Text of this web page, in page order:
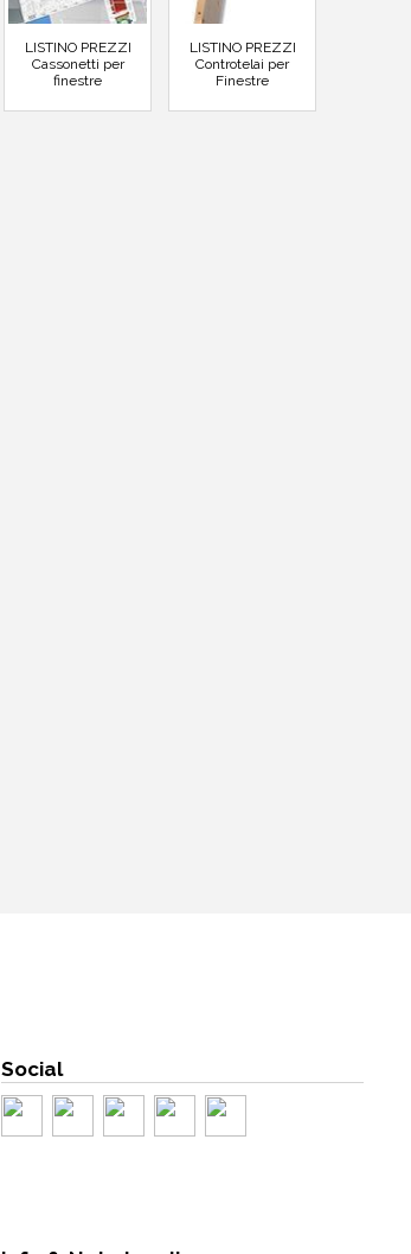
LISTINO PREZZI
Cassonetti per
finestre
LISTINO PREZZI
Controtelai per
Finestre
Social